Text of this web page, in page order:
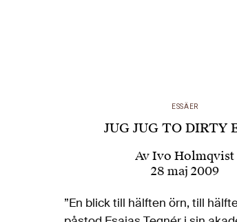
ESSÄER
JUG JUG TO DIRTY
AvIvo Holmqvist
28 maj 2009
”En blick till hälften örn, till